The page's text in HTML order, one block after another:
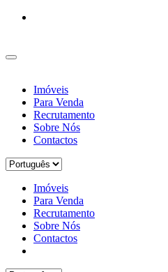
Imóveis
Para Venda
Recrutamento
Sobre Nós
Contactos
Imóveis
Para Venda
Recrutamento
Sobre Nós
Contactos